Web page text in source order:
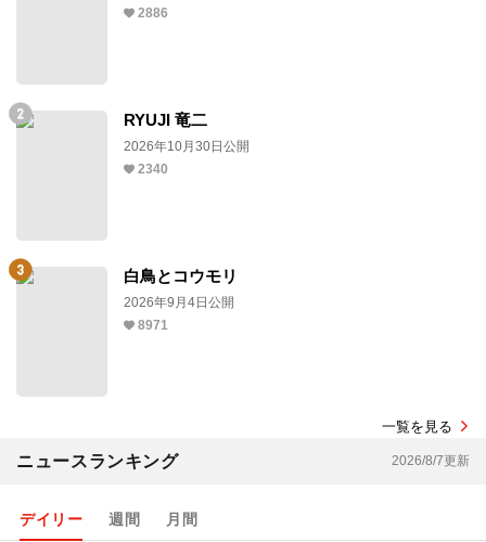
2886
RYUJI 竜二
2026年10月30日公開
2340
白鳥とコウモリ
2026年9月4日公開
8971
一覧を見る
ニュースランキング 2026/8/7更新
デイリー 週間 月間